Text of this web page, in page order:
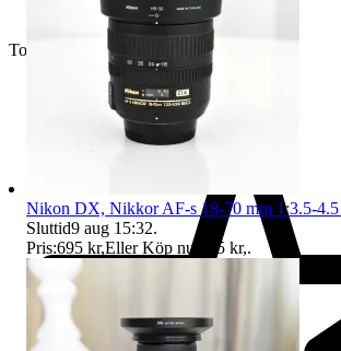
Toppsäljare
Nikon DX, Nikkor AF-s 18-70 mm 1:3.5-
Sluttid9 aug 15:32.
Pris:695 kr,Eller Köp nu 795 kr,.